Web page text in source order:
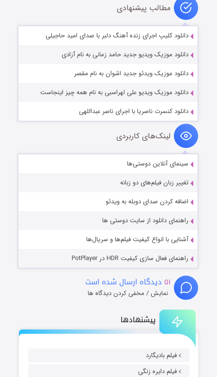
پیشنهادها
فیلم بادیگارد
فیلم دایره زنگی
مطالب پیشنهادی
دانلود کلیپ اجرای زنده آهنگ دلبر با صدای امید حاجیلی
دانلود موزیک ویدیو جدید حامد زمانی به نام آزادی
دانلود موزیک ویدئو جدید اشوان به نام مقصر
دانلود موزیک ویدیو علی لهراسبی به نام همه چیز اینجاست
دانلود کنسرت ناصریا با اجرای ناصر عبداللهی
لینک‌های کاربردی
سینمای آنلاین دوستی‌ها
تغییر زبان فیلم‌های دو زبانه
اضافه کردن صدای دوبله به ویدئو
راهنمای دانلود از سایت دوستی ها
آشنایی با انواع کیفیت فیلم‌ها و سریال‌ها
راهنمای فعال سازی کیفیت HDR در PotPlayer
۵۱ دیدگاه ارسال شده است
نمایش / مخفی کردن دیدگاه ها